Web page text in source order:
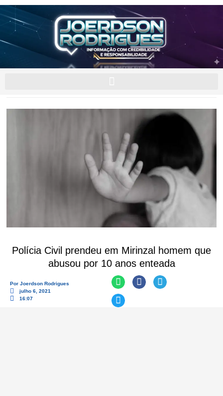
Polícia Civil prendeu em Mirinzal homem que
abusou por 10 anos enteada
Por Joerdson Rodrigues
julho 6, 2021
16:07